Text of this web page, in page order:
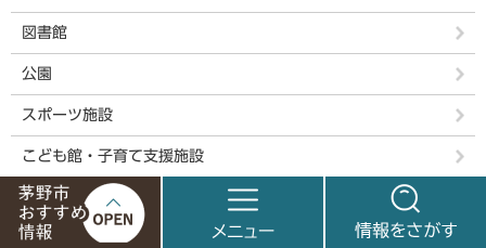
図書館
公園
スポーツ施設
こども館・子育て支援施設
保育施設・幼稚園
環境・衛生関連施設